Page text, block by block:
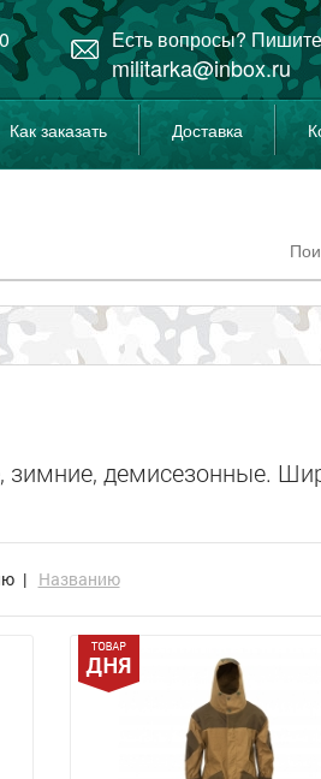
Есть вопросы?
militarka@inbox.ru
Как заказать Доставка
демисезонные.
| Названию